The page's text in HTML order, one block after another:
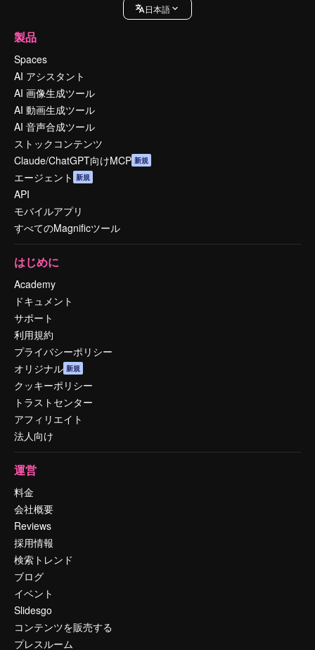
日本語
製品
Spaces
AI アシスタント
AI 画像生成ツール
AI 動画生成ツール
AI 音声合成ツール
ストックコンテンツ
Claude/ChatGPT向けMCP 新規
エージェント 新規
API
モバイルアプリ
すべてのMagnificツール
はじめに
Academy
ドキュメント
サポート
利用規約
プライバシーポリシー
オリジナル 新規
クッキーポリシー
トラストセンター
アフィリエイト
法人向け
運営
料金
会社概要
Reviews
採用情報
検索トレンド
ブログ
イベント
Slidesgo
コンテンツを販売する
プレスルーム